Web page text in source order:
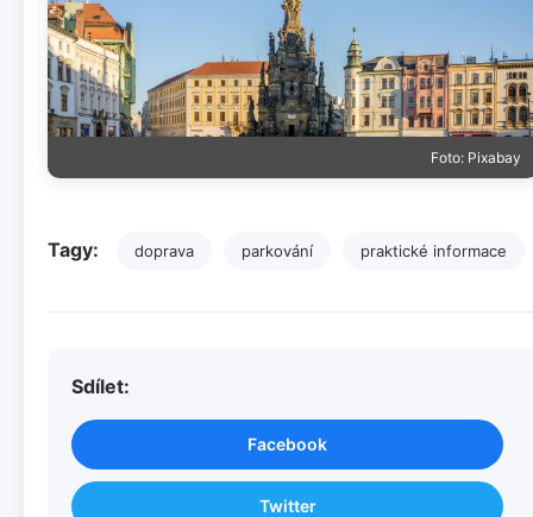
Foto: Pixabay
Tagy: doprava parkování praktické informace
Sdílet:
Facebook
Twitter